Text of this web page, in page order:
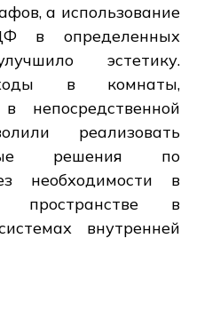
а использование
в определенных
эстетику.
в комнаты,
непосредственной
реализовать
решения по
необходимости в
пространстве в
внутренней